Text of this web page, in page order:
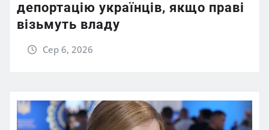
депортацію українців, якщо праві
візьмуть владу
Сер 6, 2026